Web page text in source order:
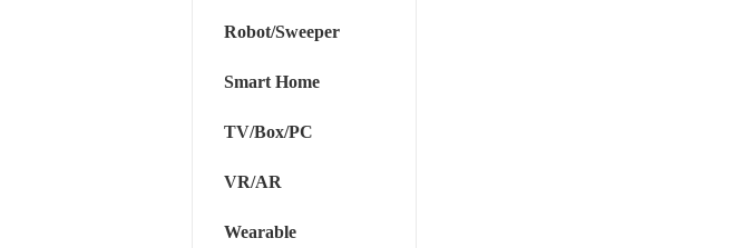
Robot/Sweeper
Smart Home
TV/Box/PC
VR/AR
Wearable